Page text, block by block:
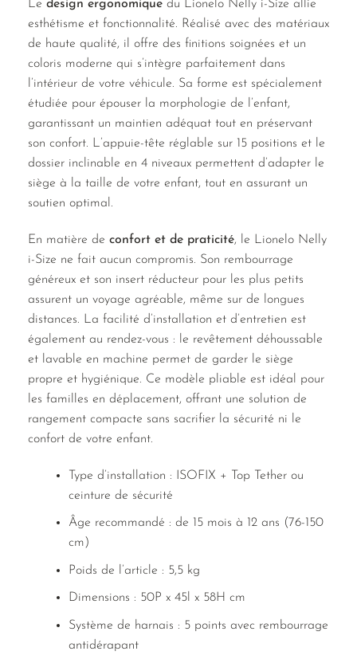
Le design ergonomique du Lionelo Nelly i-Size allie
esthétisme et fonctionnalité. Réalisé avec des matériaux
de haute qualité, il offre des finitions soignées et un
coloris moderne qui s’intègre parfaitement dans
l’intérieur de votre véhicule. Sa forme est spécialement
étudiée pour épouser la morphologie de l’enfant,
garantissant un maintien adéquat tout en préservant
son confort. L’appuie-tête réglable sur 15 positions et le
dossier inclinable en 4 niveaux permettent d’adapter le
siège à la taille de votre enfant, tout en assurant un
soutien optimal.
En matière de confort et de praticité, le Lionelo Nelly
i-Size ne fait aucun compromis. Son rembourrage
généreux et son insert réducteur pour les plus petits
assurent un voyage agréable, même sur de longues
distances. La facilité d’installation et d’entretien est
également au rendez-vous : le revêtement déhoussable
et lavable en machine permet de garder le siège
propre et hygiénique. Ce modèle pliable est idéal pour
les familles en déplacement, offrant une solution de
rangement compacte sans sacrifier la sécurité ni le
confort de votre enfant.
Type d’installation : ISOFIX + Top Tether ou
ceinture de sécurité
Âge recommandé : de 15 mois à 12 ans (76-150
cm)
Poids de l’article : 5,5 kg
Dimensions : 50P x 45l x 58H cm
Système de harnais : 5 points avec rembourrage
antidérapant